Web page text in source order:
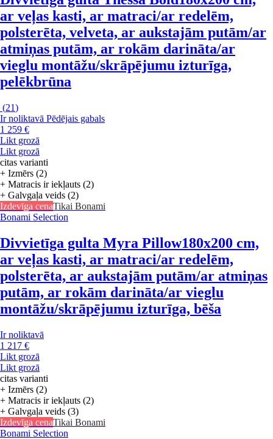
ar veļas kasti, ar matraci/ar redelēm,
polsterēta, velveta, ar aukstajām putām/ar
atmiņas putām, ar rokām darināta/ar
vieglu montāžu/skrāpējumu izturīga,
pelēkbrūna
(21)
Ir noliktavā Pēdējais gabals
1 259 €
Likt grozā
Likt grozā
citas varianti
+ Izmērs (2)
+ Matracis ir iekļauts (2)
+ Galvgaļa veids (2)
Izdevīga cenaTikai Bonami
Bonami Selection
Divvietīga gulta Myra Pillow180x200 cm,
ar veļas kasti, ar matraci/ar redelēm,
polsterēta, ar aukstajām putām/ar atmiņas
putām, ar rokām darināta/ar vieglu
montāžu/skrāpējumu izturīga, bēša
Ir noliktavā
1 217 €
Likt grozā
Likt grozā
citas varianti
+ Izmērs (2)
+ Matracis ir iekļauts (2)
+ Galvgaļa veids (3)
Izdevīga cenaTikai Bonami
Bonami Selection